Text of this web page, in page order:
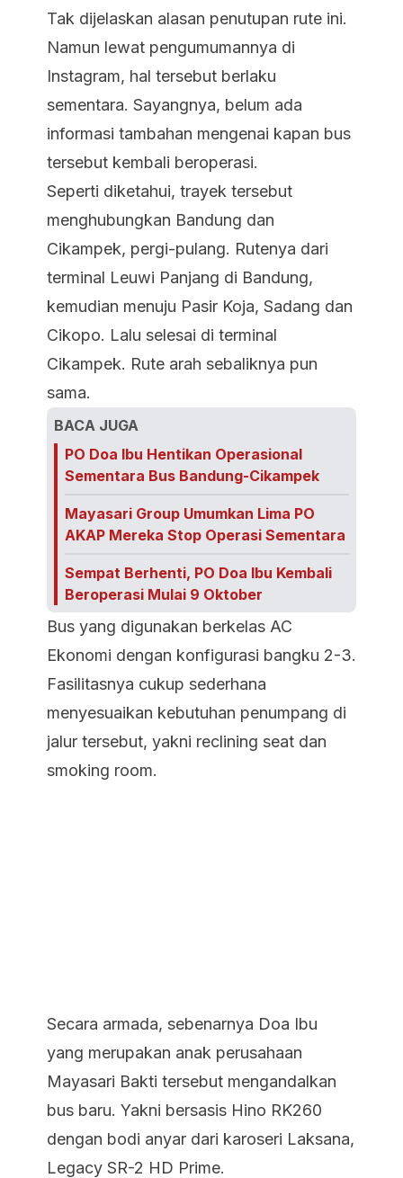
Tak dijelaskan alasan penutupan rute ini.
Namun lewat pengumumannya di
Instagram, hal tersebut berlaku
sementara. Sayangnya, belum ada
informasi tambahan mengenai kapan bus
tersebut kembali beroperasi.
Seperti diketahui, trayek tersebut
menghubungkan Bandung dan
Cikampek, pergi-pulang. Rutenya dari
terminal Leuwi Panjang di Bandung,
kemudian menuju Pasir Koja, Sadang dan
Cikopo. Lalu selesai di terminal
Cikampek. Rute arah sebaliknya pun
sama.
BACA JUGA
PO Doa Ibu Hentikan Operasional
Sementara Bus Bandung-Cikampek
Mayasari Group Umumkan Lima PO
AKAP Mereka Stop Operasi Sementara
Sempat Berhenti, PO Doa Ibu Kembali
Beroperasi Mulai 9 Oktober
Bus yang digunakan berkelas AC
Ekonomi dengan konfigurasi bangku 2-3.
Fasilitasnya cukup sederhana
menyesuaikan kebutuhan penumpang di
jalur tersebut, yakni reclining seat dan
smoking room.
Secara armada, sebenarnya Doa Ibu
yang merupakan anak perusahaan
Mayasari Bakti tersebut mengandalkan
bus baru. Yakni bersasis Hino RK260
dengan bodi anyar dari karoseri Laksana,
Legacy SR-2 HD Prime.